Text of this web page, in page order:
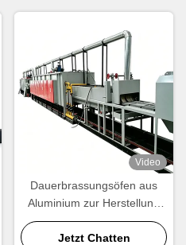
Video
Dauerbrassungsöfen aus
Aluminium zur Herstellung
von Heizkörpern,
Kondensatoren und
Jetzt Chatten